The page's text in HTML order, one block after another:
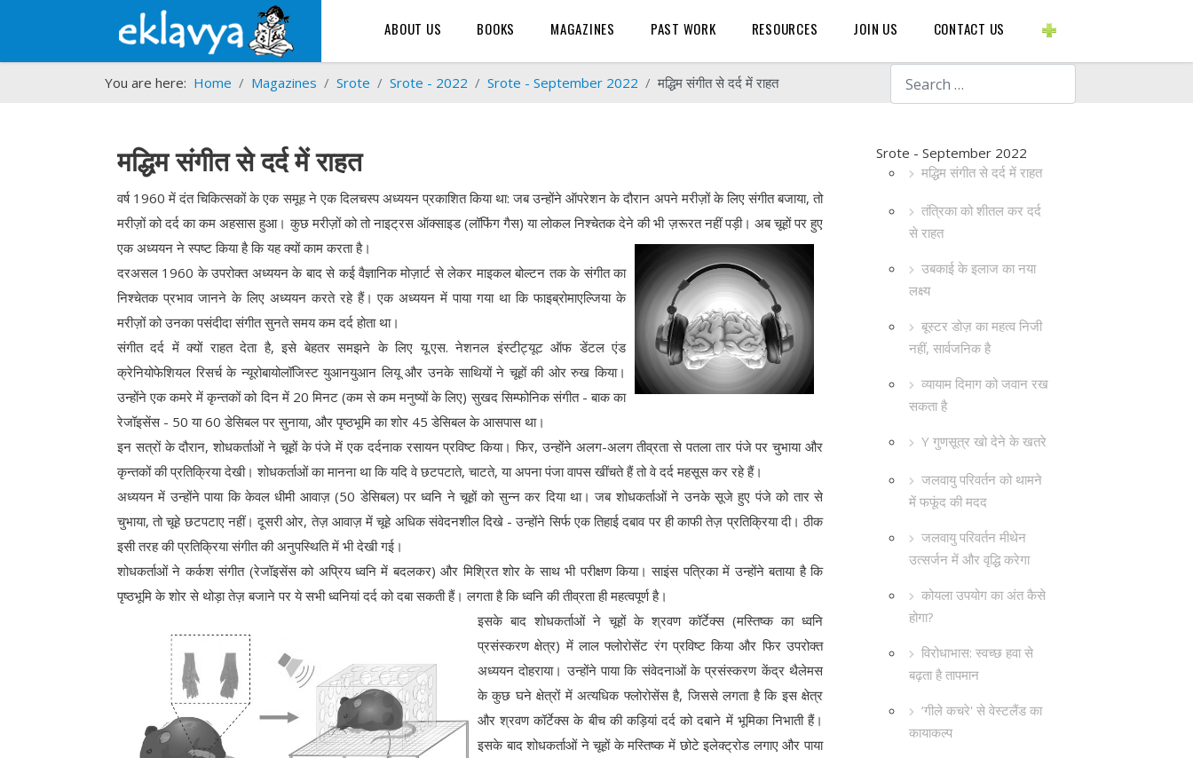
Search
ABOUT US BOOKS MAGAZINES PAST WORK RESOURCES JOIN US CONTACT US
You are here: Home Magazines Srote Srote - 2022 Srote - September 2022 मद्धिम संगीत से दर्द में राहत
Srote - September 2022
मद्धिम संगीत से दर्द में राहत
तंत्रिका को शीतल कर दर्द
से राहत
उबकाई के इलाज का नया
लक्ष्य
बूस्टर डोज़ का महत्व निजी
नहीं, सार्वजनिक है
व्यायाम दिमाग को जवान रख
सकता है
Y गुणसूत्र खो देने के खतरे
जलवायु परिवर्तन को थामने
में फफूंद की मदद
जलवायु परिवर्तन मीथेन
उत्सर्जन में और वृद्धि करेगा
कोयला उपयोग का अंत कैसे
होगा?
विरोधाभास: स्वच्छ हवा से
बढ़ता है तापमान
‘गीले कचरे' से वेस्टलैंड का
कायाकल्प
मद्धिम संगीत से दर्द में राहत
वर्ष 1960 में दंत चिकित्सकों के एक समूह ने एक दिलचस्प अध्ययन प्रकाशित किया था: जब उन्होंने ऑपरेशन के दौरान अपने मरीज़ों के लिए संगीत बजाया, तो
मरीज़ों को दर्द का कम अहसास हुआ। कुछ मरीज़ों को तो नाइट्रस ऑक्साइड (लॉफिंग गैस) या लोकल निश्चेतक देने की भी ज़रूरत नहीं पड़ी। अब चूहों पर हुए
एक अध्ययन ने स्पष्ट किया है कि यह क्यों काम करता है।
दरअसल 1960 के उपरोक्त अध्ययन के बाद से कई वैज्ञानिक मोज़ार्ट से लेकर माइकल बोल्टन तक के संगीत का
निश्चेतक प्रभाव जानने के लिए अध्ययन करते रहे हैं। एक अध्ययन में पाया गया था कि फाइब्रोमाएल्जिया के
मरीज़ों को उनका पसंदीदा संगीत सुनते समय कम दर्द होता था।
संगीत दर्द में क्यों राहत देता है, इसे बेहतर समझने के लिए यू.एस. नेशनल इंस्टीट्यूट ऑफ डेंटल एंड
क्रेनियोफेशियल रिसर्च के न्यूरोबायोलॉजिस्ट युआनयुआन लियू और उनके साथियों ने चूहों की ओर रुख किया।
उन्होंने एक कमरे में कृन्तकों को दिन में 20 मिनट (कम से कम मनुष्यों के लिए) सुखद सिम्फोनिक संगीत - बाक का
रेजॉइसेंस - 50 या 60 डेसिबल पर सुनाया, और पृष्ठभूमि का शोर 45 डेसिबल के आसपास था।
इन सत्रों के दौरान, शोधकर्ताओं ने चूहों के पंजे में एक दर्दनाक रसायन प्रविष्ट किया। फिर, उन्होंने अलग-अलग तीव्रता से पतला तार पंजे पर चुभाया और
कृन्तकों की प्रतिक्रिया देखी। शोधकर्ताओं का मानना था कि यदि वे छटपटाते, चाटते, या अपना पंजा वापस खींचते हैं तो वे दर्द महसूस कर रहे हैं।
अध्ययन में उन्होंने पाया कि केवल धीमी आवाज़ (50 डेसिबल) पर ध्वनि ने चूहों को सुन्न कर दिया था। जब शोधकर्ताओं ने उनके सूजे हुए पंजे को तार से
चुभाया, तो चूहे छटपटाए नहीं। दूसरी ओर, तेज़ आवाज़ में चूहे अधिक संवेदनशील दिखे - उन्होंने सिर्फ एक तिहाई दबाव पर ही काफी तेज़ प्रतिक्रिया दी। ठीक
इसी तरह की प्रतिक्रिया संगीत की अनुपस्थिति में भी देखी गई।
शोधकर्ताओं ने कर्कश संगीत (रेजॉइसेंस को अप्रिय ध्वनि में बदलकर) और मिश्रित शोर के साथ भी परीक्षण किया। साइंस पत्रिका में उन्होंने बताया है कि
पृष्ठभूमि के शोर से थोड़ा तेज़ बजाने पर ये सभी ध्वनियां दर्द को दबा सकती हैं। लगता है कि ध्वनि की तीव्रता ही महत्वपूर्ण है।
इसके बाद शोधकर्ताओं ने चूहों के श्रवण कॉर्टेक्स (मस्तिष्क का ध्वनि
प्रसंस्करण क्षेत्र) में लाल फ्लोरोसेंट रंग प्रविष्ट किया और फिर उपरोक्त
अध्ययन दोहराया। उन्होंने पाया कि संवेदनाओं के प्रसंस्करण केंद्र थैलेमस
के कुछ घने क्षेत्रों में अत्यधिक फ्लोरोसेंस है, जिससे लगता है कि इस क्षेत्र
और श्रवण कॉर्टेक्स के बीच की कड़ियां दर्द को दबाने में भूमिका निभाती हैं।
इसके बाद शोधकर्ताओं ने चूहों के मस्तिष्क में छोटे इलेक्ट्रोड लगाए और पाया